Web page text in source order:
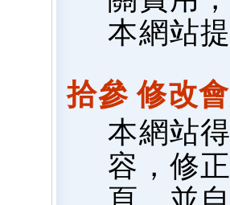
本網站
拾參 修改
本網站
容，修